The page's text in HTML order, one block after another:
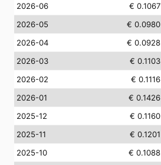
2026-06
€ 0.1067
2026-05
€ 0.0980
2026-04
€ 0.0928
2026-03
€ 0.1103
2026-02
€ 0.1116
2026-01
€ 0.1426
2025-12
€ 0.1160
2025-11
€ 0.1201
2025-10
€ 0.1088